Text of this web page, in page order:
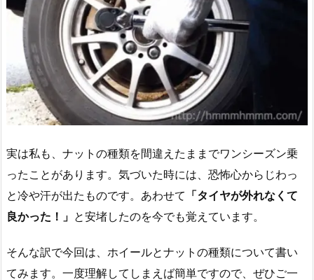
実は私も、ナットの種類を間違えたままでワンシーズン乗
ったことがあります。気づいた時には、恐怖心からじわっ
と冷や汗が出たものです。あわせて
「タイヤが外れなくて
良かった！」 と安堵したのを今でも覚えています。
そんな訳で今回は、ホイールとナットの種類について書い
てみます。一度理解してしまえば簡単ですので、ぜひご一